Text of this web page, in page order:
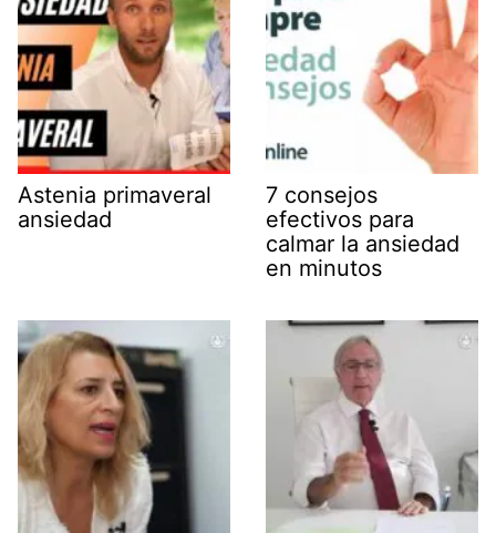
Astenia primaveral
ansiedad
7 consejos
efectivos para
calmar la ansiedad
en minutos